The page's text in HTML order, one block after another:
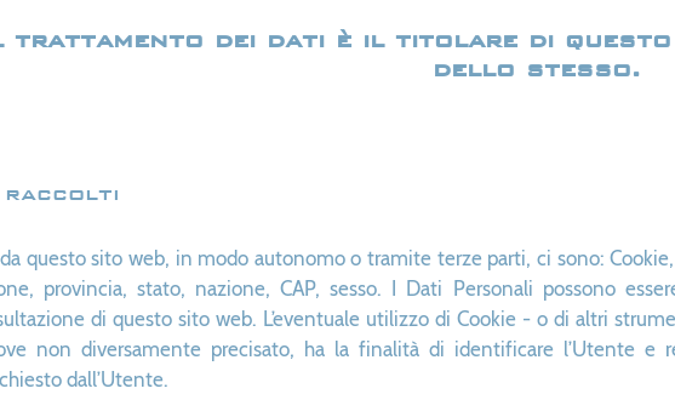
trattamento dei dati è il titolare di
dello stesso.
raccolti
questo sito web, in modo autonomo o tramite terze parti, ci sono:
provincia, stato, nazione, CAP, sesso. I Dati Personali possono
di questo sito web. L’eventuale utilizzo di Cookie - o di altri
non diversamente precisato, ha la finalità di identificare l’Utente e
dall’Utente.